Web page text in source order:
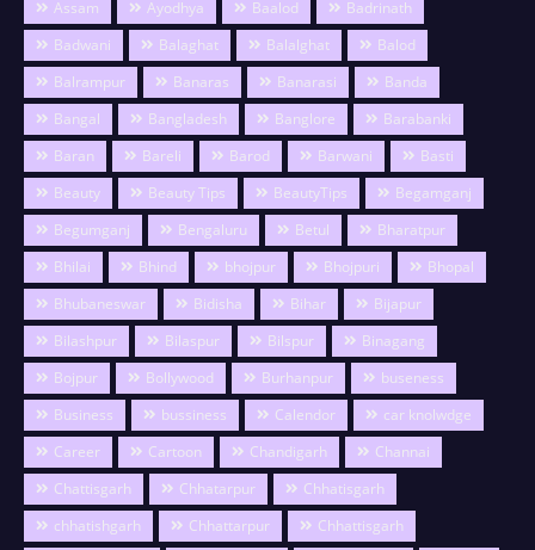
Assam Ayodhya Baalod
Badrinath
Badwani
Balaghat Balalghat
Balod
Balrampur
Banaras Banarasi
Banda
Bangal
Bangladesh Banglore
Barabanki
Baran
Bareli Barod Barwani
Basti
Beauty
Beauty Tips BeautyTips
Begamganj
Begumganj
Bengaluru Betul
Bharatpur
Bhilai
Bhind bhojpur Bhojpuri
Bhopal
Bhubaneswar
Bidisha Bihar
Bijapur
Bilashpur
Bilaspur Bilspur
Binagang
Bojpur
Bollywood Burhanpur
buseness
Business
bussiness Calendor
car knolwdge
Career
Cartoon Chandigarh
Channai
Chattisgarh
Chhatarpur
Chhatisgarh
chhatishgarh
Chhattarpur
Chhattisgarh